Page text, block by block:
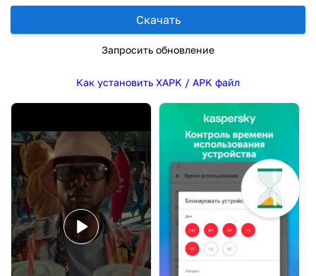
Скачать
Запросить обновление
Как установить XAPK / APK файл